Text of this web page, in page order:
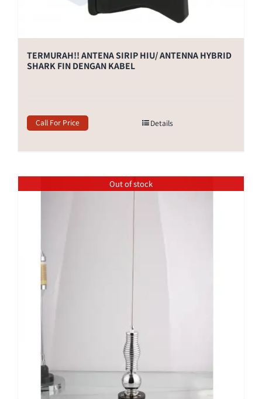
TERMURAH!! ANTENA SIRIP HIU/ ANTENNA HYBRID
SHARK FIN DENGAN KABEL
Call For Price Details
Out of stock